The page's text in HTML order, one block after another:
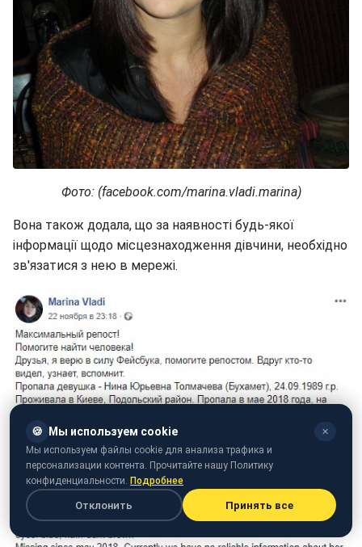
Фото: (facebook.com/marina.vladi.marina)
Вона також додала, що за наявності будь-якої
інформації щодо місцезнаходження дівчини, необхідно
зв'язатися з нею в мережі.
🍪 Мы используем cookie ✕
Мы используем файлы cookie для анализа трафика и
персонализации контента. Прочитайте нашу Политику
конфиденциальности. Подробнее
Отклонить Принять все